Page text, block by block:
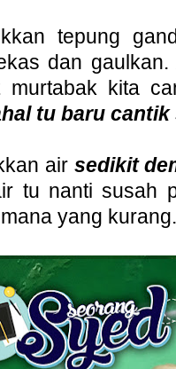
tepung
dan
murtabak kita
tu baru
air sedikit
tu nanti susah
yang kurang.